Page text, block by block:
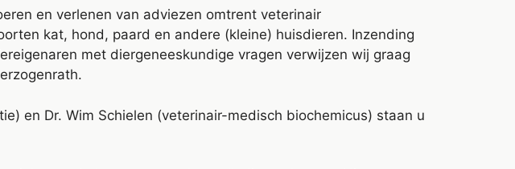
en verlenen van adviezen omtrent veterinair
kat, hond, paard en andere (kleine) huisdieren. Inzending
met diergeneeskundige vragen verwijzen wij graag
en Dr. Wim Schielen (veterinair-medisch biochemicus) staan u